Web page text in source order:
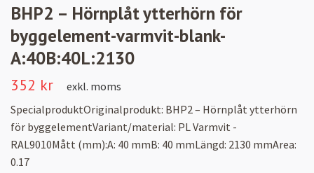
BHP2 – Hörnplåt ytterhörn för
byggelement-varmvit-blank-
A:40B:40L:2130
352 kr
exkl. moms
SpecialproduktOriginalprodukt: BHP2 – Hörnplåt ytterhörn
för byggelementVariant/material: PL Varmvit -
RAL9010Mått (mm):A: 40 mmB: 40 mmLängd: 2130 mmArea:
0.17